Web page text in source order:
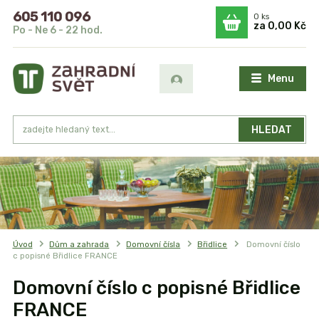
Menu
HLEDAT
605 110 096
Po - Ne 6 - 22 hod.
0ks
za 0,00 Kč
Úvod Dům a zahrada Domovní čísla Břidlice
Domovní číslo
c popisné Břidlice FRANCE
Domovní číslo c popisné Břidlice
FRANCE